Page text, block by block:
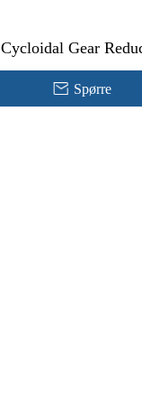
Cycloidal Gear
Spørre